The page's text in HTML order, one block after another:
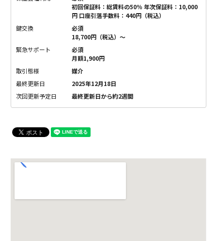
初回保証料：総賃料の50％ 年次保証料：10,000
円 口座引落手数料：440円（税込）
鍵交換
必須
18,700円（税込）〜
緊急サポート
必須
月額1,900円
取引態様
媒介
最終更新日
2025年12月18日
次回更新予定日
最終更新日から約2週間